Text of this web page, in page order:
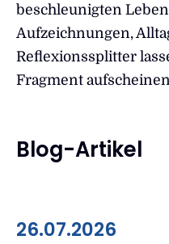
beschleunigten
Aufzeichnungen,
Reflexionssplitter
Fragment
Blog-Artikel
26.07.2026